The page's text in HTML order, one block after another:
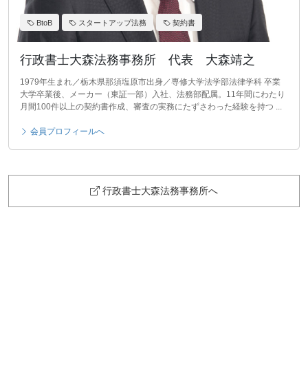
BtoB スタートアップ法務 契約書
行政書士大森法務事務所 代表 大森靖之
1979年生まれ／栃木県那須塩原市出身／専修大学法学部法律学科 卒業
大学卒業後、メーカー（東証一部）入社、法務部配属。11年間にわたり
月間100件以上の契約書作成、審査の実務にたずさわった経験を持つ ...
会員プロフィールへ
行政書士大森法務事務所へ